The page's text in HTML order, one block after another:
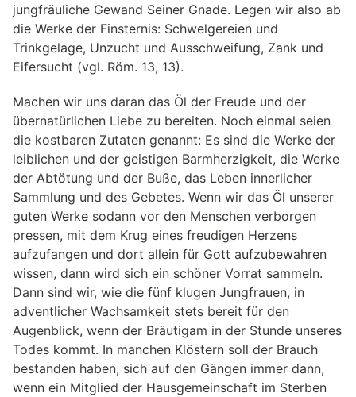
jungfräuliche Gewand Seiner Gnade. Legen wir also ab
die Werke der Finsternis: Schwelgereien und
Trinkgelage, Unzucht und Ausschweifung, Zank und
Eifersucht (vgl. Röm. 13, 13).
Machen wir uns daran das Öl der Freude und der
übernatürlichen Liebe zu bereiten. Noch einmal seien
die kostbaren Zutaten genannt: Es sind die Werke der
leiblichen und der geistigen Barmherzigkeit, die Werke
der Abtötung und der Buße, das Leben innerlicher
Sammlung und des Gebetes. Wenn wir das Öl unserer
guten Werke sodann vor den Menschen verborgen
pressen, mit dem Krug eines freudigen Herzens
aufzufangen und dort allein für Gott aufzubewahren
wissen, dann wird sich ein schöner Vorrat sammeln.
Dann sind wir, wie die fünf klugen Jungfrauen, in
adventlicher Wachsamkeit stets bereit für den
Augenblick, wenn der Bräutigam in der Stunde unseres
Todes kommt. In manchen Klöstern soll der Brauch
bestanden haben, sich auf den Gängen immer dann,
wenn ein Mitglied der Hausgemeinschaft im Sterben